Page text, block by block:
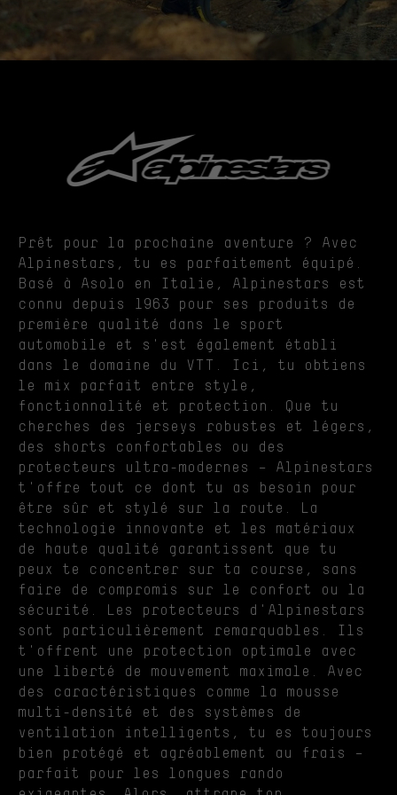
Prêt pour la prochaine aventure ? Avec
Alpinestars, tu es parfaitement équipé.
Basé à Asolo en Italie, Alpinestars est
connu depuis 1963 pour ses produits de
première qualité dans le sport
automobile et s'est également établi
dans le domaine du VTT. Ici, tu obtiens
le mix parfait entre style,
fonctionnalité et protection. Que tu
cherches des jerseys robustes et légers,
des shorts confortables ou des
protecteurs ultra-modernes – Alpinestars
t'offre tout ce dont tu as besoin pour
être sûr et stylé sur la route. La
technologie innovante et les matériaux
de haute qualité garantissent que tu
peux te concentrer sur ta course, sans
faire de compromis sur le confort ou la
sécurité. Les protecteurs d'Alpinestars
sont particulièrement remarquables. Ils
t'offrent une protection optimale avec
une liberté de mouvement maximale. Avec
des caractéristiques comme la mousse
multi-densité et des systèmes de
ventilation intelligents, tu es toujours
bien protégé et agréablement au frais –
parfait pour les longues rando